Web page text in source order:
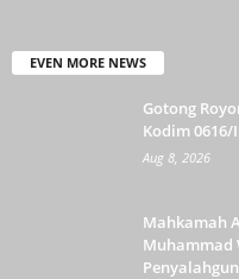
EVEN MORE NEWS
Gotong
Kodim
Aug 8, 2026
Mahkamah
Muhammad